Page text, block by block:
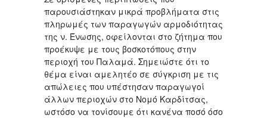
παρουσιάστηκαν μικρά προβλήματα στις
πληρωμές των παραγωγών αρμοδιότητας
της ν. Ένωσης, οφείλονται στο ζήτημα που
προέκυψε με τους βοσκοτόπους στην
περιοχή του Παλαμά. Σημειώστε ότι το
θέμα είναι αμελητέο σε σύγκριση με τις
απώλειες που υπέστησαν παραγωγοί
άλλων περιοχών στο Νομό Καρδίτσας,
ωστόσο να τονίσουμε ότι κανένα ποσό όσο